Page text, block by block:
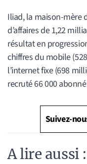
Iliad, la maison-mère
d’affaires de 1,22
résultat en
chiffres du mobile
l’internet fixe (698
recruté 66 000
Suivez-
A lire aussi :